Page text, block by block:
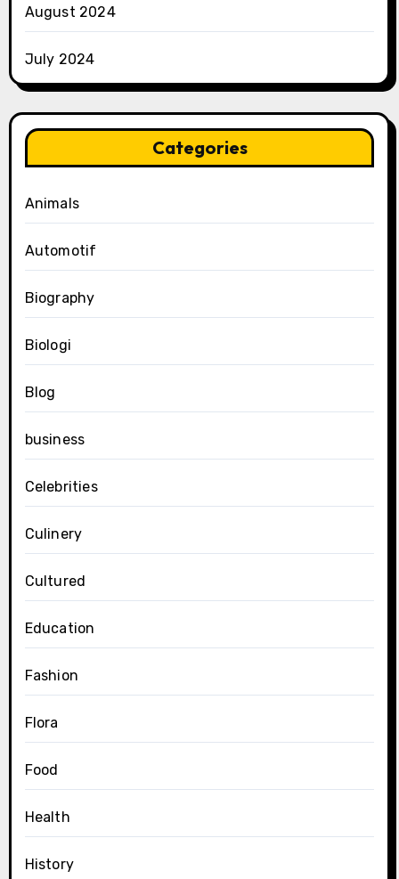
August 2024
July 2024
Categories
Animals
Automotif
Biography
Biologi
Blog
business
Celebrities
Culinery
Cultured
Education
Fashion
Flora
Food
Health
History